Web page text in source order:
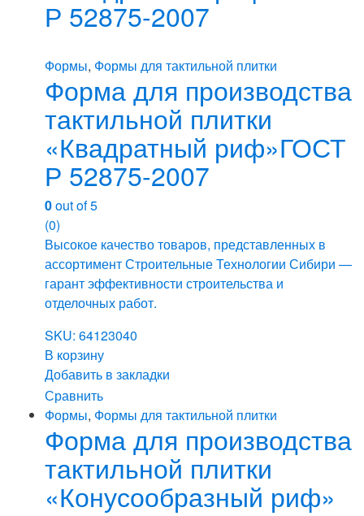
Р 52875-2007
Формы, Формы для тактильной плитки
Форма для производства
тактильной плитки
«Квадратный риф»ГОСТ
Р 52875-2007
0out of 5
(0)
Высокое качество товаров, представленных в
ассортимент Строительные Технологии Сибири —
гарант эффективности строительства и
отделочных работ.
SKU: 64123040
В корзину
Добавить в закладки
Сравнить
Формы, Формы для тактильной плитки
Форма для производства
тактильной плитки
«Конусообразный риф»